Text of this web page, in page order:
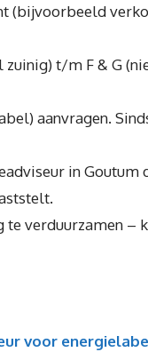
(bijvoorbeeld
zuinig) t/m F & G
aanvragen.
in Goutum
verduurzamen –
voor